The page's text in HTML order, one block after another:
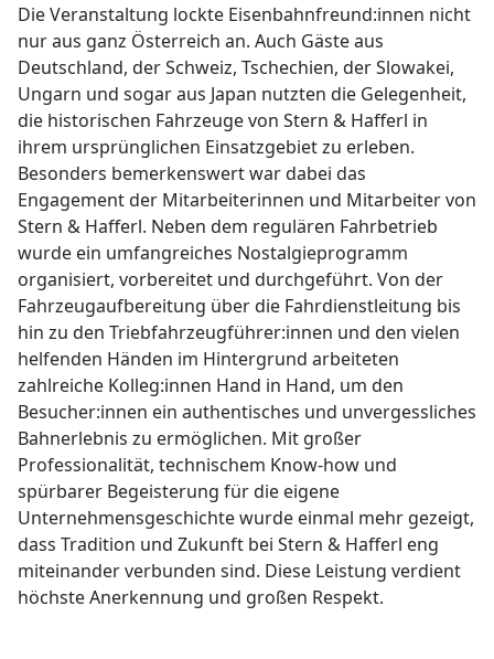
Die Veranstaltung lockte Eisenbahnfreund:innen nicht
nur aus ganz Österreich an. Auch Gäste aus
Deutschland, der Schweiz, Tschechien, der Slowakei,
Ungarn und sogar aus Japan nutzten die Gelegenheit,
die historischen Fahrzeuge von Stern & Hafferl in
ihrem ursprünglichen Einsatzgebiet zu erleben.
Besonders bemerkenswert war dabei das
Engagement der Mitarbeiterinnen und Mitarbeiter von
Stern & Hafferl. Neben dem regulären Fahrbetrieb
wurde ein umfangreiches Nostalgieprogramm
organisiert, vorbereitet und durchgeführt. Von der
Fahrzeugaufbereitung über die Fahrdienstleitung bis
hin zu den Triebfahrzeugführer:innen und den vielen
helfenden Händen im Hintergrund arbeiteten
zahlreiche Kolleg:innen Hand in Hand, um den
Besucher:innen ein authentisches und unvergessliches
Bahnerlebnis zu ermöglichen. Mit großer
Professionalität, technischem Know-how und
spürbarer Begeisterung für die eigene
Unternehmensgeschichte wurde einmal mehr gezeigt,
dass Tradition und Zukunft bei Stern & Hafferl eng
miteinander verbunden sind. Diese Leistung verdient
höchste Anerkennung und großen Respekt.